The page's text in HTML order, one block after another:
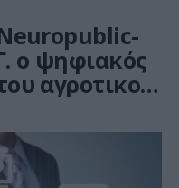
ο ψηφιακός
αγροτικού
ευρώ